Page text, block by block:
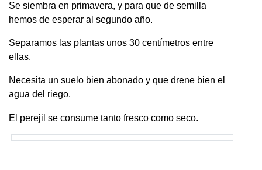
Se siembra en primavera, y para que de semilla
hemos de esperar al segundo año.
Separamos las plantas unos 30 centímetros entre
ellas.
Necesita un suelo bien abonado y que drene bien el
agua del riego.
El perejil se consume tanto fresco como seco.